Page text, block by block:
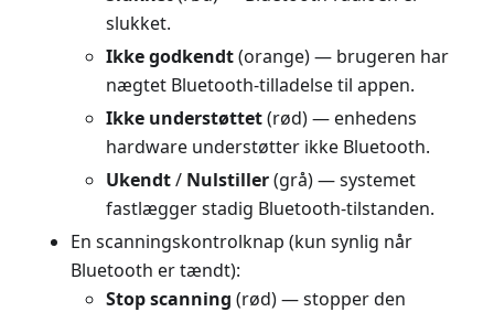
slukket.
Ikke godkendt(orange) — brugeren har
nægtet Bluetooth-tilladelse til appen.
Ikke understøttet(rød) — enhedens
hardware understøtter ikke Bluetooth.
Ukendt/ Nulstiller(grå) — systemet
fastlægger stadig Bluetooth-tilstanden.
En scanningskontrolknap (kun synlig når
Bluetooth er tændt):
Stop scanning (rød) — stopper den